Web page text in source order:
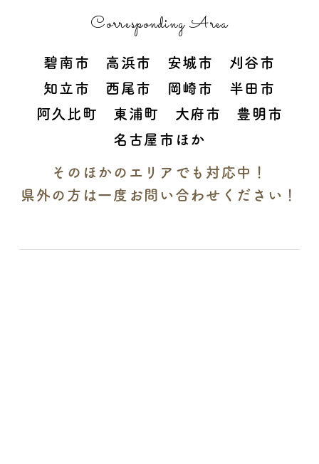
Corresponding Area
碧南市 高浜市 安城市 刈谷市
知立市 西尾市 岡崎市 半田市
阿久比町 東浦町 大府市 豊明市
名古屋市ほか
そのほかのエリアでも対応中！
県外の方は一度お問い合わせください！